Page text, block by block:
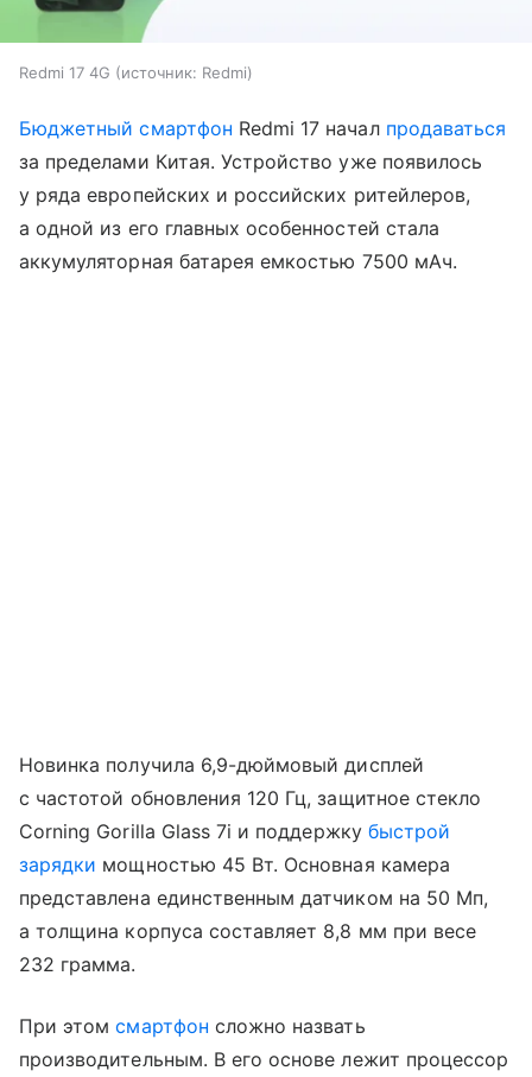
Redmi 17 4G источник: Redmi
Бюджетный смартфон Redmi 17 начал продаваться
за пределами Китая. Устройство уже появилось
у ряда европейских и российских ритейлеров,
а одной из его главных особенностей стала
аккумуляторная батарея емкостью 7500 мАч.
Новинка получила 6,9-дюймовый дисплей
с частотой обновления 120 Гц, защитное стекло
Corning Gorilla Glass 7i и поддержку быстрой
зарядки мощностью 45 Вт. Основная камера
представлена единственным датчиком на 50 Мп,
а толщина корпуса составляет 8,8 мм при весе
232 грамма.
При этомсмартфон сложно назвать
производительным. В его основе лежит процессор